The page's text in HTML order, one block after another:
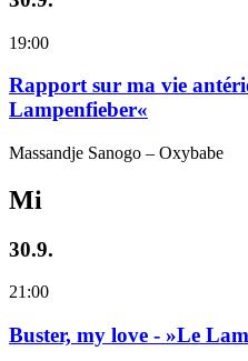
19:00
Rapport sur ma vie
Lampenfieber«
Massandje Sanogo – Oxybabe
Mi
30.9.
21:00
Buster, my love - »Le